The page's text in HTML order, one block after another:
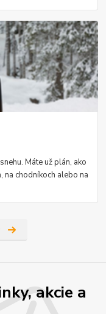
Máte už plán, ako
chodníkoch alebo na
akcie a